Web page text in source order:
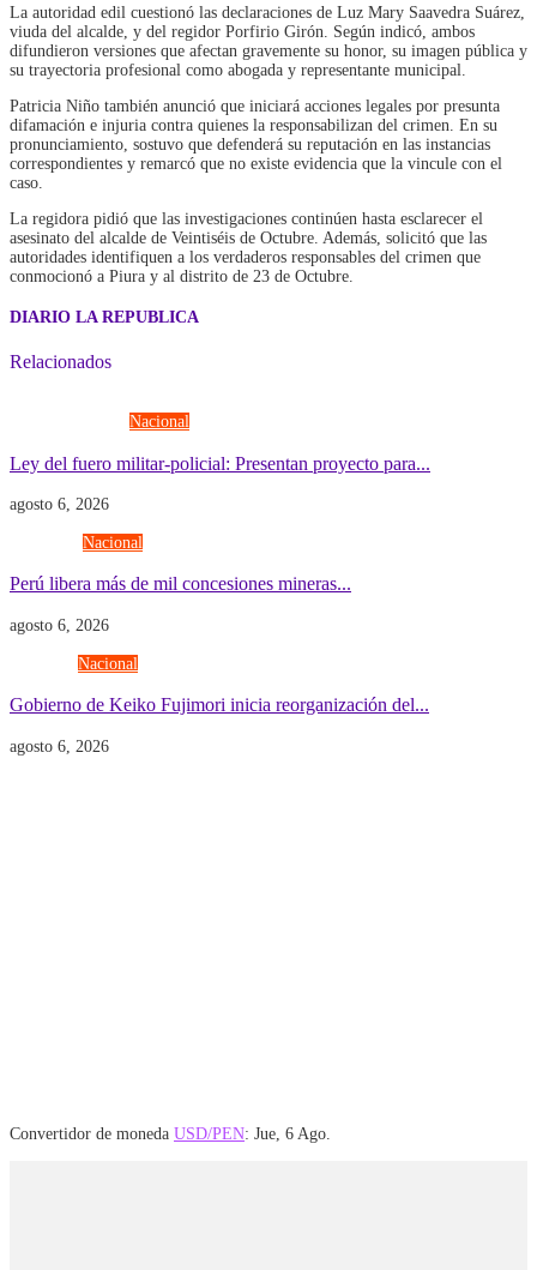
La autoridad edil cuestionó las declaraciones de Luz Mary Saavedra Suárez,
viuda del alcalde, y del regidor Porfirio Girón. Según indicó, ambos
difundieron versiones que afectan gravemente su honor, su imagen pública y
su trayectoria profesional como abogada y representante municipal.
Patricia Niño también anunció que iniciará acciones legales por presunta
difamación e injuria contra quienes la responsabilizan del crimen. En su
pronunciamiento, sostuvo que defenderá su reputación en las instancias
correspondientes y remarcó que no existe evidencia que la vincule con el
caso.
La regidora pidió que las investigaciones continúen hasta esclarecer el
asesinato del alcalde de Veintiséis de Octubre. Además, solicitó que las
autoridades identifiquen a los verdaderos responsables del crimen que
conmocionó a Piura y al distrito de 23 de Octubre.
DIARIO LA REPUBLICA
Relacionados
Nacional
Ley del fuero militar-policial: Presentan proyecto para...
agosto 6, 2026
Nacional
Perú libera más de mil concesiones mineras...
agosto 6, 2026
Nacional
Gobierno de Keiko Fujimori inicia reorganización del...
agosto 6, 2026
Convertidor de moneda USD/PEN: Jue, 6 Ago.